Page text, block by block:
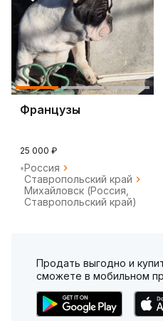
Французы
25 000 ₽
Россия
Ставропольский край
Михайловск (Россия,
Ставропольский край)
Продать выгодно и
сможете в мобильном